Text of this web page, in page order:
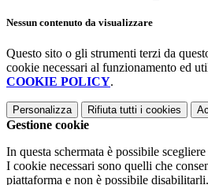
Nessun contenuto da visualizzare
Questo sito o gli strumenti terzi da
cookie necessari al funzionamento ed
COOKIE POLICY.
Personalizza Rifiuta tutti i cookies
Gestione cookie
In questa schermata è possibile
I cookie necessari sono quelli che
piattaforma e non è possibile disabilitarli.